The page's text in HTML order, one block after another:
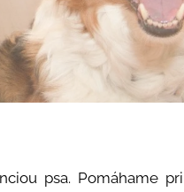
psa. Pomáhame pri